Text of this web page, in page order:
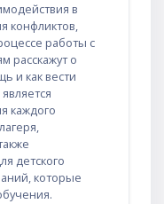
в
конфликтов,
работы с
расскажут о
и как вести
каждого
детского
которые